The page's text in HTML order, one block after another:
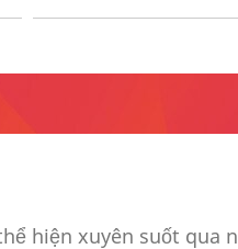
hiện xuyên suốt